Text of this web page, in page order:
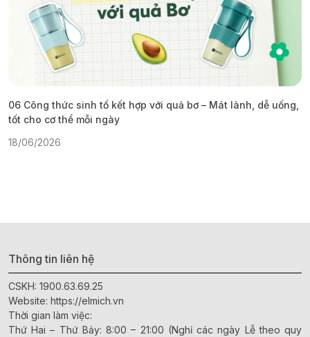
06 Công thức sinh tố kết hợp với quả bơ – Mát lành, dễ uống,
tốt cho cơ thể mỗi ngày
18/06/2026
Thông tin liên hệ
CSKH: 1900.63.69.25
Website: https://elmich.vn
Thời gian làm việc:
Thứ Hai – Thứ Bảy: 8:00 – 21:00 (Nghỉ các ngày Lễ theo quy